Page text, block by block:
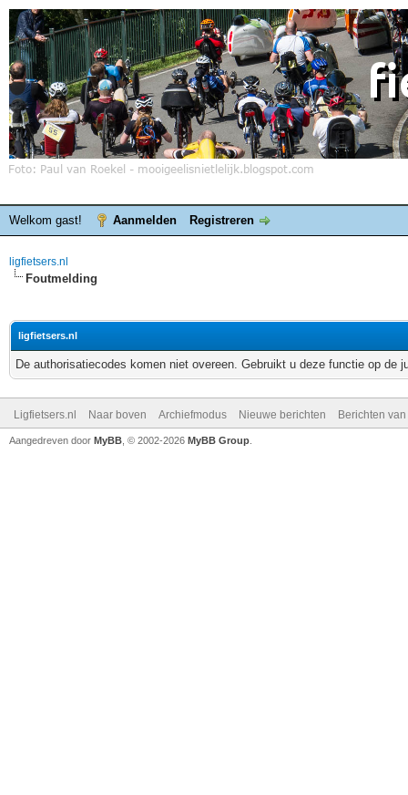
Welkom gast! Aanmelden Registreren
ligfietsers.nl
Foutmelding
ligfietsers.nl
De authorisatiecodes komen niet overeen. Gebruikt u deze functie op de
Ligfietsers.nl Naar boven Archiefmodus Nieuwe berichten Berichten
Aangedreven door MyBB , © 2002-2026 MyBB Group